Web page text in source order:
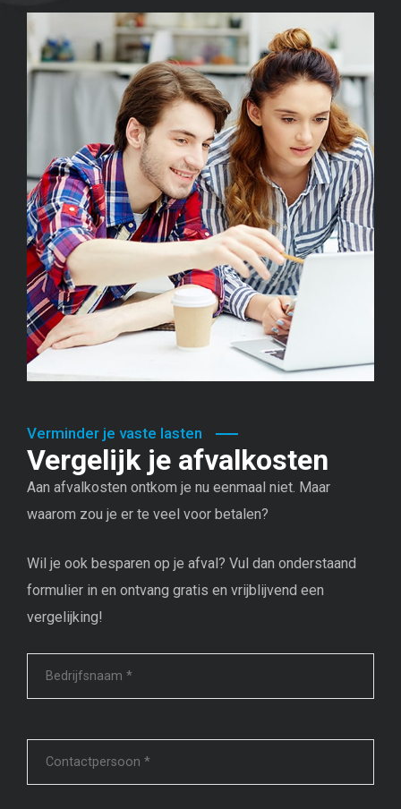
Verminder je vaste lasten
Vergelijk je afvalkosten
Aan afvalkosten ontkom je nu eenmaal niet. Maar
waarom zou je er te veel voor betalen?
Wil je ook besparen op je afval? Vul dan onderstaand
formulier in en ontvang gratis en vrijblijvend een
vergelijking!